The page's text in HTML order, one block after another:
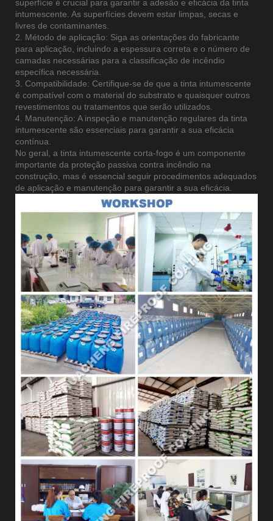
superfície é crucial para garantir a adesão e eficácia da tinta
intumescente. As superfícies devem estar limpas, secas e
livres de contaminantes.
2. Método de aplicação: Siga as orientações do fabricante
para aplicação, incluindo a espessura correta e o número de
camadas necessárias para a classificação de incêndio
específica necessária.
3. Compatibilidade: Certifique-se de que a tinta intumescente
é compatível com o material do substrato e quaisquer outros
revestimentos ou tratamentos que serão utilizados.
4. Manutenção: A inspeção e manutenção regulares da tinta
intumescente são essenciais para garantir a sua eficácia
contínua.
No geral, a tinta intumescente corta-fogo é um componente
importante da proteção passiva contra incêndio na
construção, mas é essencial seguir procedimentos adequados
de aplicação e manutenção para garantir a sua eficácia.